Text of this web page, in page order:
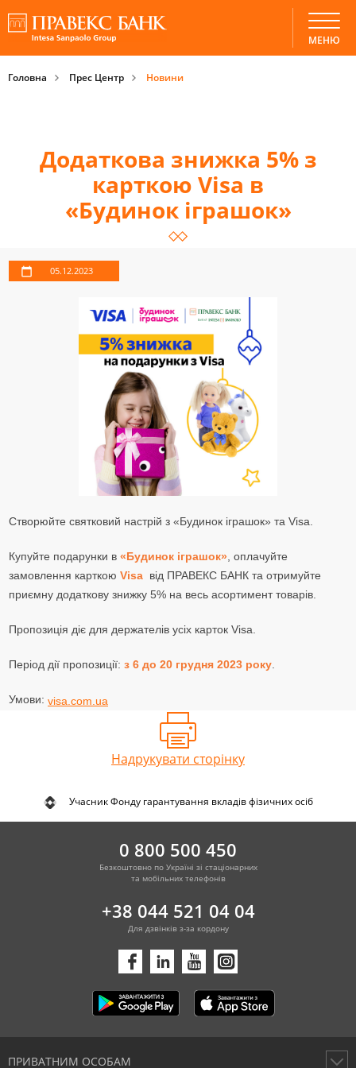
МЕНЮ
Головна Прес Центр Новини
Додаткова знижка 5% з
карткою Visa в
«Будинок іграшок»
05.12.2023
Створюйте святковий настрій з «Будинок іграшок» та Visa.
Купуйте подарунки в «Будинок іграшок» , оплачуйте
замовлення карткою Visa від ПРАВЕКС БАНК та отримуйте
приємну додаткову знижку 5% на весь асортимент товарів.
Пропозиція діє для держателів усіх карток Visa.
Період дії пропозиції: з 6 до 20 грудня 2023 року
Умови: visa.com.ua
Надрукувати сторінку
Учасник Фонду гарантування вкладів фізичних осіб
0 800 500 450
Безкоштовно по Україні зі стаціонарних
та мобільних телефонів
+38 044 521 04 04
Для дзвінків з-за кордону
ПРИВАТНИМ ОСОБАМ